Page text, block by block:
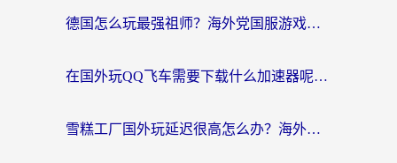
德国怎么玩最强祖师？海外党国服游戏加速器选择全攻略（附宝可梦Online实测）
在国外玩QQ飞车需要下载什么加速器呢？海外党亲测有效的国服游戏加速指南
雪糕工厂国外玩延迟很高怎么办？海外玩家国服游戏加速终极攻略（附实测推荐）